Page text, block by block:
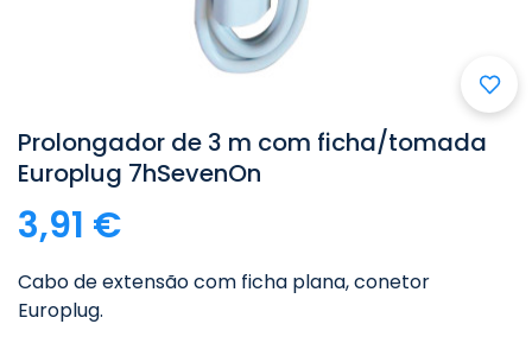
Prolongador de 3 m com ficha/tomada
Europlug 7hSevenOn
3,91 €
Cabo de extensão com ficha plana, conetor
Europlug.